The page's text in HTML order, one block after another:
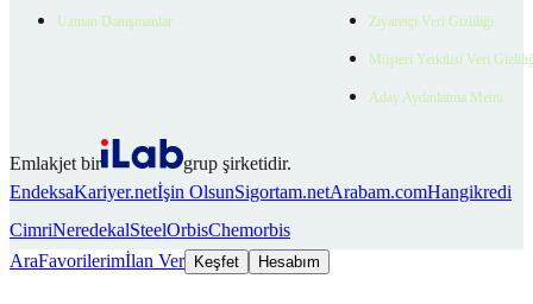
Uzman Danışmanlar Ziyaretçi Veri Gizliliği
Müşteri Yetkilisi Veri
Aday Aydınlatma Metni
Emlakjet bir
grup şirketidir.
EndeksaKariyer.netİşin OlsunSigortam.netArabam.comHangikredi
CimriNeredekalSteelOrbisChemorbis
AraFavorilerimİlan Ver Keşfet Hesabım